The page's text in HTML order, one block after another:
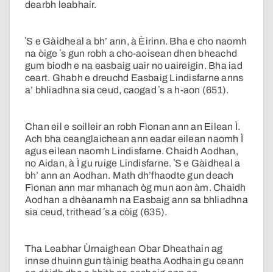
dearbh leabhair.
ʼS e Gàidheal a bh’ ann, à Èirinn. Bha e cho naomh
na òige ʼs gun robh a cho-aoisean dhen bheachd
gum biodh e na easbaig uair no uaireigin. Bha iad
ceart. Ghabh e dreuchd Easbaig Lindisfarne anns
a’ bhliadhna sia ceud, caogad ʼs a h-aon (651).
Chan eil e soilleir an robh Fìonan ann an Eilean Ì.
Ach bha ceanglaichean ann eadar eilean naomh Ì
agus eilean naomh Lindisfarne. Chaidh Aodhan,
no Aidan, à Ì gu ruige Lindisfarne. ʼS e Gàidheal a
bh’ ann an Aodhan. Math dh’fhaodte gun deach
Fìonan ann mar mhanach òg mun aon àm. Chaidh
Aodhan a dhèanamh na Easbaig ann sa bhliadhna
sia ceud, trithead ʼs a còig (635).
Tha Leabhar Ùrnaighean Obar Dheathain ag
innse dhuinn gun tàinig beatha Aodhain gu ceann